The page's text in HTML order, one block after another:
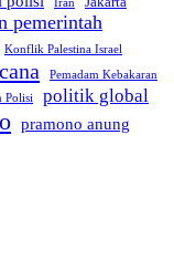
Iran
pemerintah
Konflik Palestina Israel
Pemadam Kebakaran
Polisi
politik global
pramono anung